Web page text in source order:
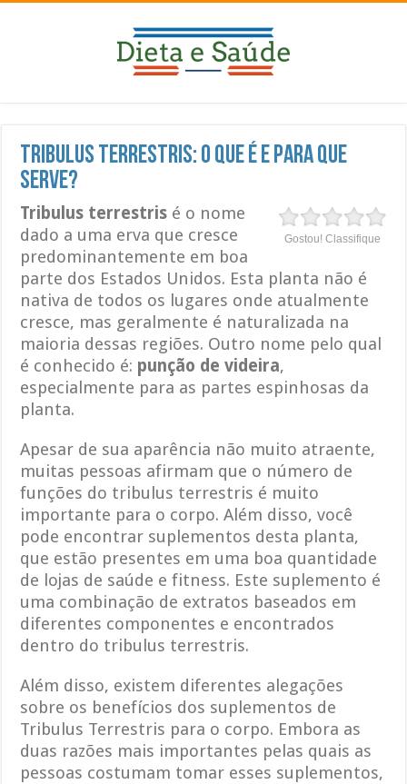
Tribulus terrestris: O que é e para que
serve?
Gostou! Classifique
Tribulus terrestris é o nome
dado a uma erva que cresce
predominantemente em boa
parte dos Estados Unidos. Esta planta não é
nativa de todos os lugares onde atualmente
cresce, mas geralmente é naturalizada na
maioria dessas regiões. Outro nome pelo qual
é conhecido é: punção de videira,
especialmente para as partes espinhosas da
planta.
Apesar de sua aparência não muito atraente,
muitas pessoas afirmam que o número de
funções do tribulus terrestris é muito
importante para o corpo. Além disso, você
pode encontrar suplementos desta planta,
que estão presentes em uma boa quantidade
de lojas de saúde e fitness. Este suplemento é
uma combinação de extratos baseados em
diferentes componentes e encontrados
dentro do tribulus terrestris.
Além disso, existem diferentes alegações
sobre os benefícios dos suplementos de
Tribulus Terrestris para o corpo. Embora as
duas razões mais importantes pelas quais as
pessoas costumam tomar esses suplementos,